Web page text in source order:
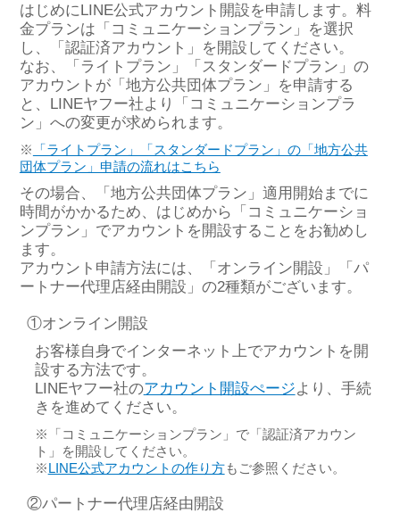
はじめにLINE公式アカウント開設を申請します。料
金プランは「コミュニケーションプラン」を選択
し、「認証済アカウント」を開設してください。
なお、「ライトプラン」「スタンダードプラン」の
アカウントが「地方公共団体プラン」を申請する
と、LINEヤフー社より「コミュニケーションプラ
ン」への変更が求められます。
※
「ライトプラン」「スタンダードプラン」の「地方公共
団体プラン」申請の流れはこちら
その場合、「地方公共団体プラン」適用開始までに
時間がかかるため、はじめから「コミュニケーショ
ンプラン」でアカウントを開設することをお勧めし
ます。
アカウント申請方法には、「オンライン開設」「パ
ートナー代理店経由開設」の2種類がございます。
①オンライン開設
お客様自身でインターネット上でアカウントを開
設する方法です。
LINEヤフー社のアカウント開設ぺージより、手続
きを進めてください。
※「コミュニケーションプラン」で「認証済アカウン
ト」を開設してください。
※LINE公式アカウントの作り方もご参照ください。
②パートナー代理店経由開設